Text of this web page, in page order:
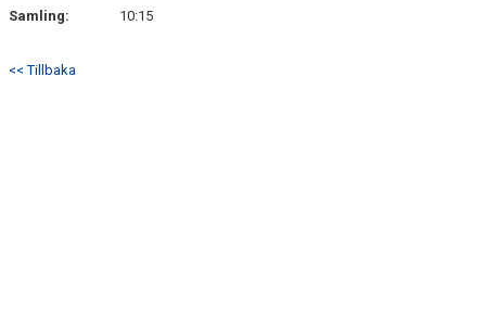
Samling:
10:15
<< Tillbaka